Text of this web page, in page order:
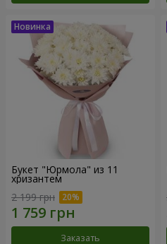
Букет "Юрмола" из 11
хризантем
2 199 грн
Заказать